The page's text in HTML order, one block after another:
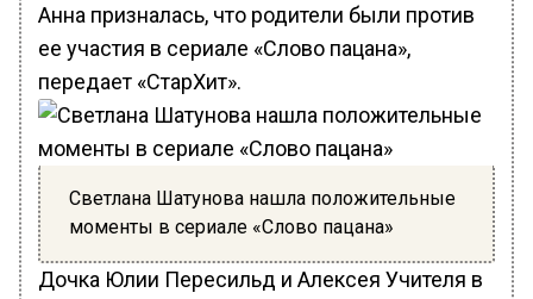
Анна призналась, что родители были против
ее участия в сериале «Слово пацана»,
передает «СтарХит».
Светлана Шатунова нашла положительные
моменты в сериале «Слово пацана»
Дочка Юлии Пересильд и Алексея Учителя в